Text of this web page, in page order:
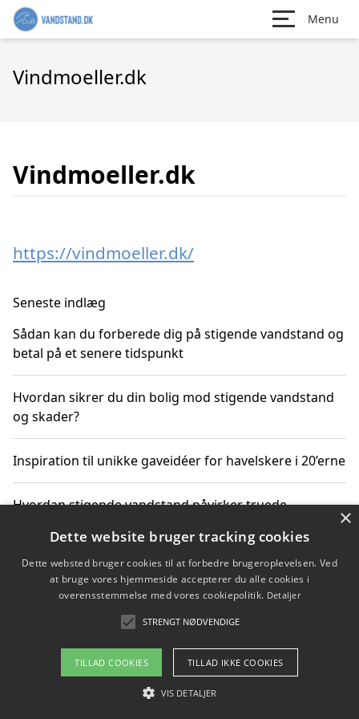
Menu
Vindmoeller.dk
Vindmoeller.dk
https://vindmoeller.dk/
Seneste indlæg
Sådan kan du forberede dig på stigende vandstand og
betal på et senere tidspunkt
Hvordan sikrer du din bolig mod stigende vandstand
og skader?
Inspiration til unikke gaveidéer for havelskere i 20’erne
Hvordan stigende vandstand påvirker truede
Sådan vælger du de bedste vandrerygsække til
vandreture i Danmark
Copyright 2026 - Pilanto Aps
Om / kontakt
×
Dette website bruger tracking cookies
Dette websted bruger cookies til at forbedre brugeroplevelsen. Ved
at bruge vores hjemmeside accepterer du alle cookies i
overensstemmelse med vores cookiepolitik. Detaljer
STRENGT NØDVENDIGE
TILLAD COOKIES TILLAD IKKE COOKIES
VIS DETALJER